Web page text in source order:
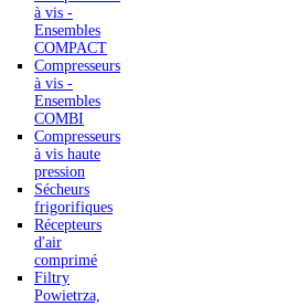
à vis -
Ensembles
COMPACT
Compresseurs
à vis -
Ensembles
COMBI
Compresseurs
à vis haute
pression
Sécheurs
frigorifiques
Récepteurs
d'air
comprimé
Filtry
Powietrza,